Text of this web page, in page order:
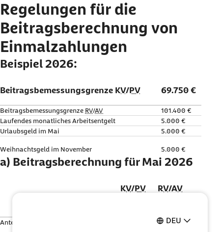
DEU
Regelungen für die
Beitragsberechnung von
Einmalzahlungen
Beispiel 2026:
Beitragsbemessungsgrenze KV/PV 69.750 €
Beitragsbemessungsgrenze RV/AV
101.400 €
Laufendes monatliches Arbeitsentgelt
5.000 €
Urlaubsgeld im Mai
5.000 €
Weihnachtsgeld im November 5.000 €
a) Beitragsberechnung für Mai 2026
KV/PV RV/AV
Anteilige Jahres-
42.250,00